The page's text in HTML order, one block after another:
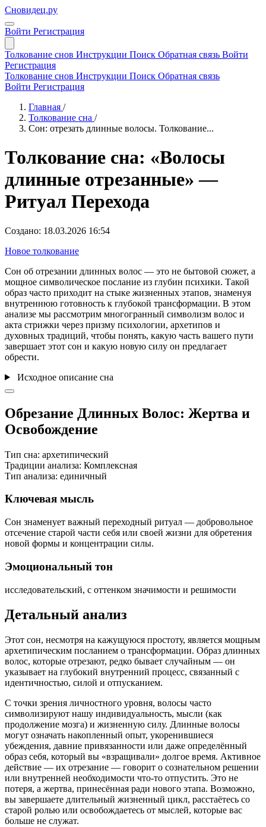
Сновидец.ру
Войти Регистрация
Толкование снов Инструкции Поиск Обратная связь Войти
Регистрация
Толкование снов Инструкции Поиск Обратная связь
Войти Регистрация
Главная /
Толкование сна /
Сон: отрезать длинные волосы. Толкование...
Толкование сна: «Волосы
длинные отрезанные» —
Ритуал Перехода
Создано: 18.03.2026 16:54
Новое толкование
Сон об отрезании длинных волос — это не бытовой сюжет, а
мощное символическое послание из глубин психики. Такой
образ часто приходит на стыке жизненных этапов, знаменуя
внутреннюю готовность к глубокой трансформации. В этом
анализе мы рассмотрим многогранный символизм волос и
акта стрижки через призму психологии, архетипов и
духовных традиций, чтобы понять, какую часть вашего пути
завершает этот сон и какую новую силу он предлагает
обрести.
Исходное описание сна
Обрезание Длинных Волос: Жертва и
Освобождение
Тип сна: архетипический
Традиции анализа: Комплексная
Тип анализа: единичный
Ключевая мысль
Сон знаменует важный переходный ритуал — добровольное
отсечение старой части себя или своей жизни для обретения
новой формы и концентрации силы.
Эмоциональный тон
исследовательский, с оттенком значимости и решимости
Детальный анализ
Этот сон, несмотря на кажущуюся простоту, является мощным
архетипическим посланием о трансформации. Образ длинных
волос, которые отрезают, редко бывает случайным — он
указывает на глубокий внутренний процесс, связанный с
идентичностью, силой и отпусканием.
С точки зрения личностного уровня, волосы часто
символизируют нашу индивидуальность, мысли (как
продолжение мозга) и жизненную силу. Длинные волосы
могут означать накопленный опыт, укоренившиеся
убеждения, давние привязанности или даже определённый
образ себя, который вы «взращивали» долгое время. Активное
действие — их отрезание — говорит о сознательном решении
или внутренней необходимости что-то отпустить. Это не
потеря, а жертва, принесённая ради нового этапа. Возможно,
вы завершаете длительный жизненный цикл, расстаётесь со
старой ролью или освобождаетесь от мыслей, которые вас
больше не служат.